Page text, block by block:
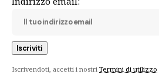
Iscrivendoti, accetti i nostri Termini di utilizzo